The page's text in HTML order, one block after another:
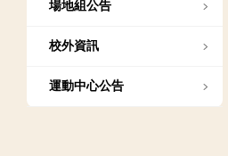
場地組公告
校外資訊
運動中心公告